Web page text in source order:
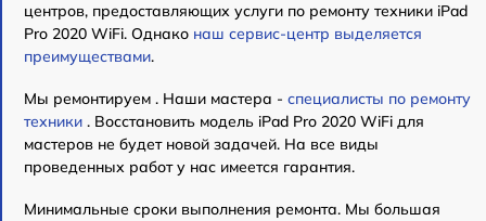
центров, предоставляющих услуги по ремонту техники iPad
Pro 2020 WiFi. Однако наш сервис-центр выделяется
преимуществами.
Мы ремонтируем . Наши мастера - специалисты по ремонту
техники . Восстановить модель iPad Pro 2020 WiFi для
мастеров не будет новой задачей. На все виды
проведенных работ у нас имеется гарантия.
Минимальные сроки выполнения ремонта. Мы большая